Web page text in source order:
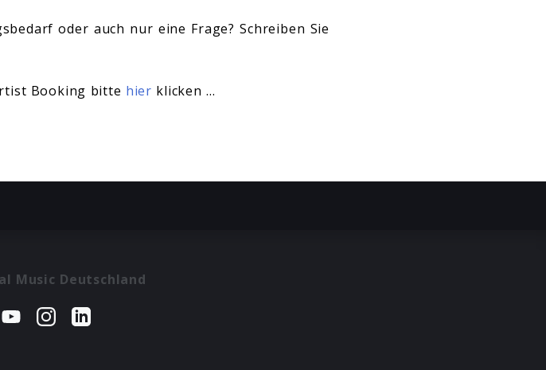
oder auch nur eine Frage? Schreiben Sie
Booking bitte hier klicken …
Music Deutschland